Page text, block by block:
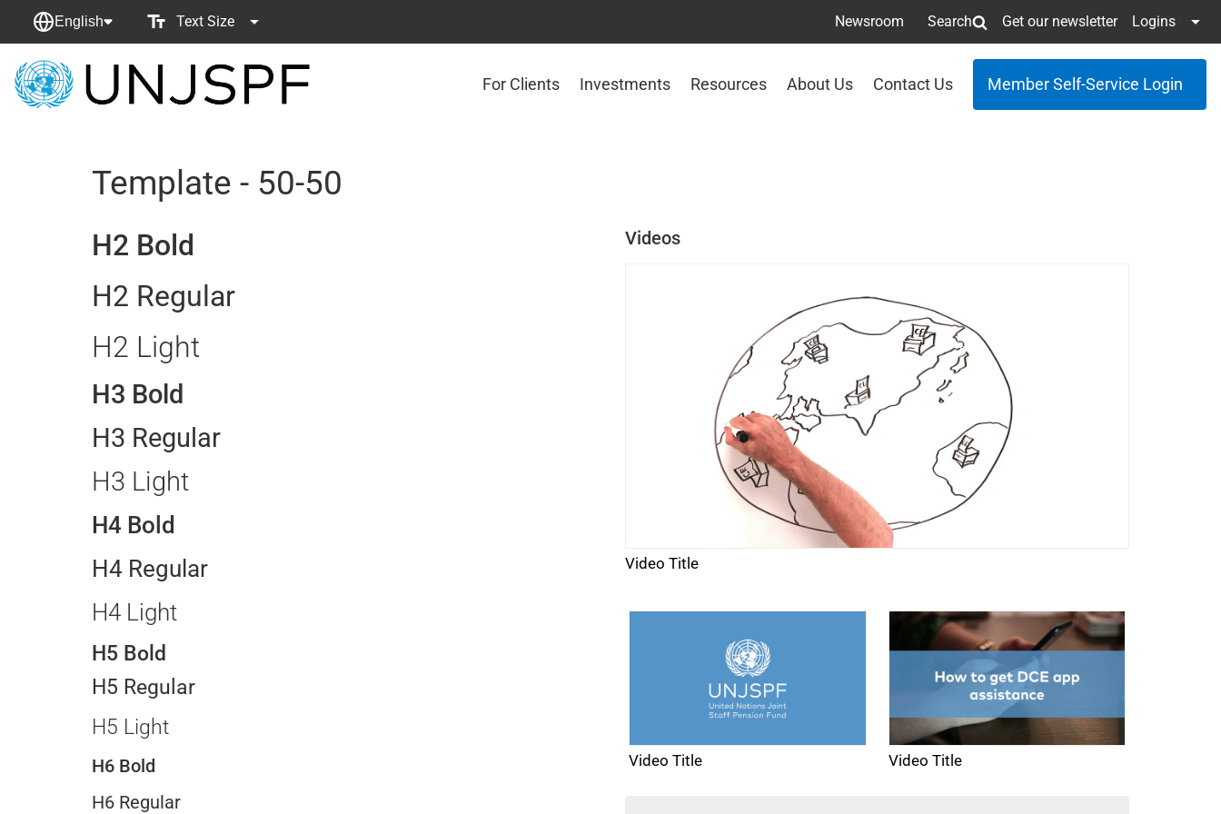
English Text Size Newsroom Search Get our newsletter Logins
Back
For Clients Investments Resources About Us Contact Us Member Self-Service Login
Template - 50-50
H2 Bold
H2 Regular
H2 Light
H3 Bold
H3 Regular
H3 Light
H4 Bold
H4 Regular
H4 Light
H5 Bold
H5 Regular
H5 Light
H6 Bold
H6 Regular
Videos
Video Title
Video Title Video Title